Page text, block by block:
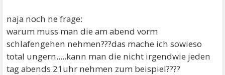
naja noch ne frage:
warum muss man die am abend vorm
schlafengehen nehmen???das mache ich sowieso
total ungern.....kann man die nicht irgendwie jeden
tag abends 21uhr nehmen zum beispiel????